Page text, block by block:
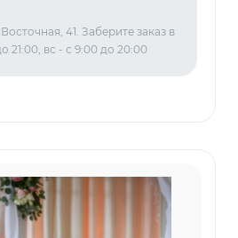
41. Заберите заказ в
21:00, вс - с 9:00 до 20:00